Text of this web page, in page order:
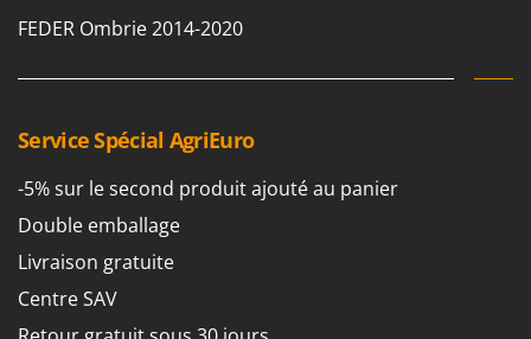
Perches Élagueuses
Pétrins à Spirale
Piscines
Plateaux de coupe pour tracteur
Plumeuses
Pompes d'irrigation à tracteur
Pompes de transfert
Pompes immergées électriques
Postes à souder
Francini
G
Gardena
Garofalo
GeoTech
GeoTech Pro
Gierre
Ginko - MGM
FEDER Ombrie 2014-2020
Service Spécial AgriEuro
-5% sur le second produit ajouté au panier
Double emballage
Livraison gratuite
Centre SAV